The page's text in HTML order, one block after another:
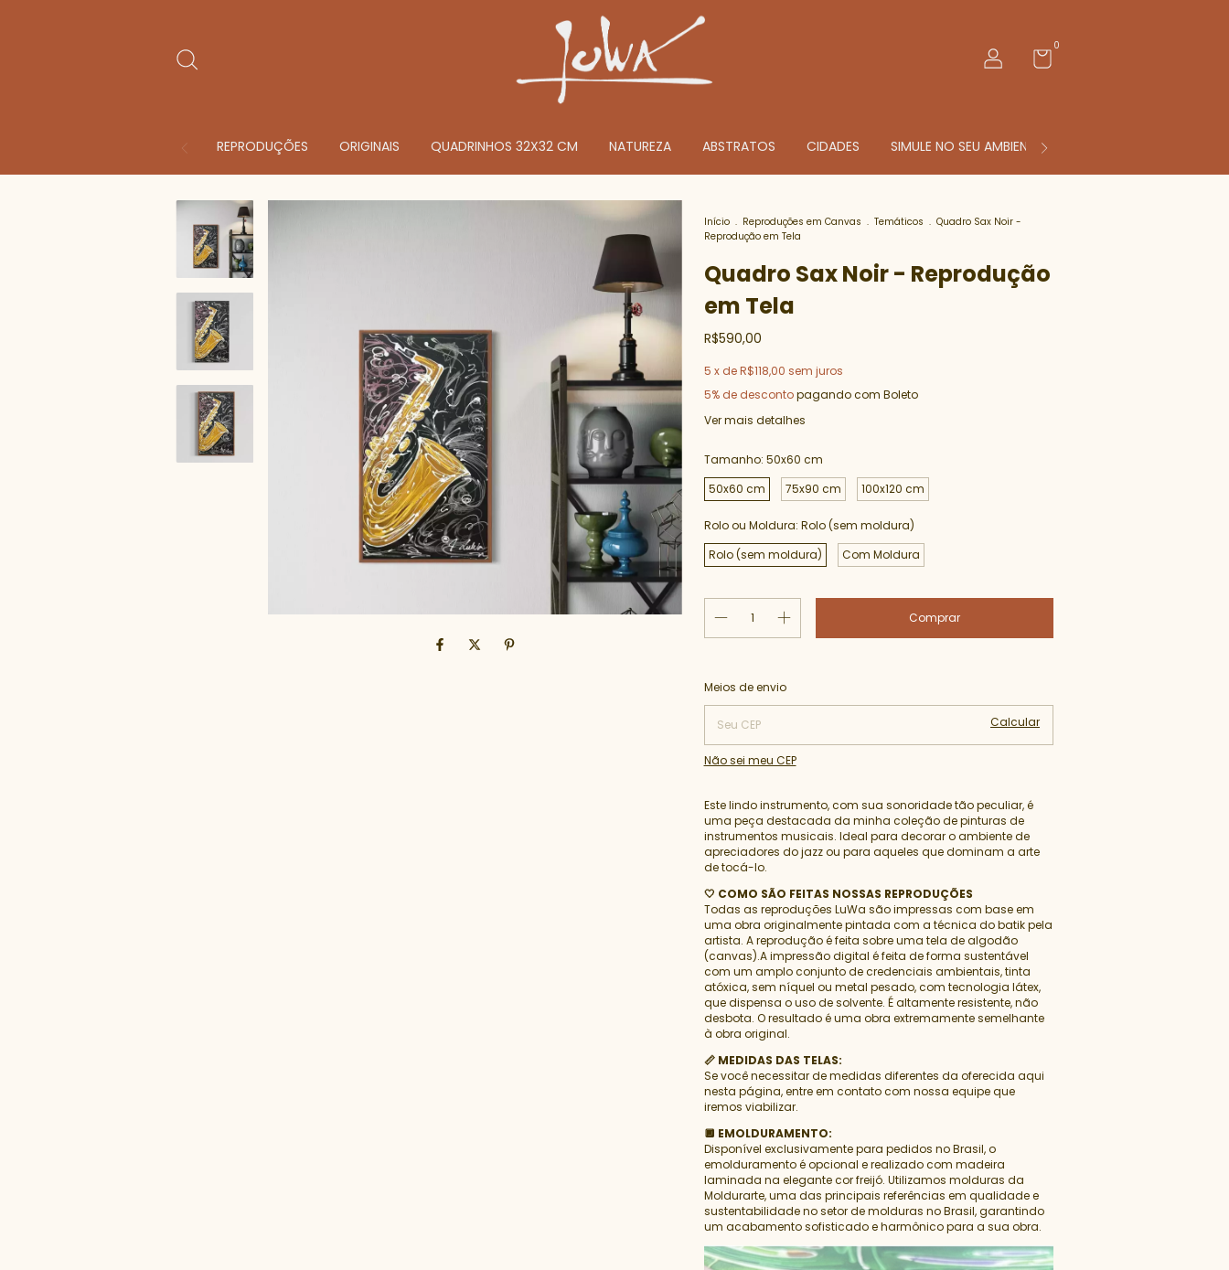
0
REPRODUÇÕES ORIGINAIS QUADRINHOS 32X32 CM NATUREZA ABSTRATOS CIDADES SIMULE NO SEU AMBIENTE
Início . Reproduções em Canvas . Temáticos . Quadro Sax Noir -
Reprodução em Tela
Quadro Sax Noir - Reprodução
em Tela
R$590,00
5 x deR$118,00 sem juros
5% de descontopagando com Boleto
Ver mais detalhes
Tamanho: 50x60 cm
50x60 cm
75x90 cm 100x120 cm
Rolo ou Moldura: Rolo (sem moldura)
Rolo (sem moldura)
Com Moldura
Entregas para o CEP:
Meios de envio
Calcular
Não sei meu CEP
Este lindo instrumento, com sua sonoridade tão peculiar, é
uma peça destacada da minha coleção de pinturas de
instrumentos musicais. Ideal para decorar o ambiente de
apreciadores do jazz ou para aqueles que dominam a arte
de tocá-lo.
🤍 COMO SÃO FEITAS NOSSAS REPRODUÇÕES
Todas as reproduções LuWa são impressas com base em
uma obra originalmente pintada com a técnica do batik pela
artista. A reprodução é feita sobre uma tela de algodão
(canvas).A impressão digital é feita de forma sustentável
com um amplo conjunto de credenciais ambientais, tinta
atóxica, sem níquel ou metal pesado, com tecnologia látex,
que dispensa o uso de solvente. É altamente resistente, não
desbota. O resultado é uma obra extremamente semelhante
à obra original.
📏 MEDIDAS DAS TELAS:
Se você necessitar de medidas diferentes da oferecida aqui
nesta página, entre em contato com nossa equipe que
iremos viabilizar.
🔲 EMOLDURAMENTO:
Disponível exclusivamente para pedidos no Brasil, o
emolduramento é opcional e realizado com madeira
laminada na elegante cor freijó. Utilizamos molduras da
Moldurarte, uma das principais referências em qualidade e
sustentabilidade no setor de molduras no Brasil, garantindo
um acabamento sofisticado e harmônico para a sua obra.